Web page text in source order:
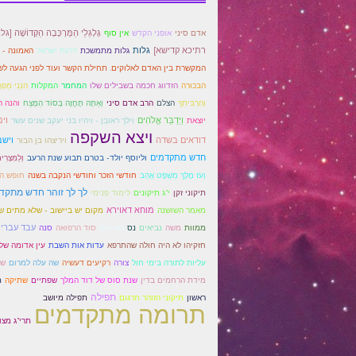
אדם סיני אופני הקדש אין סוף גָלְגַלֵי הַמֶּרְכָּבָה הַקְּדוֹשָׁה
רתיכא קדישא] גלות גלות מתמשכת דרגת ישראל האמונה -
המקשרת בין האדם לאלוקים. תחילת הקשר ועוד לפני הגעה
הבכורה הזדווג חכמה בשבילים שלו המחמר המקלות הִנְנִי
וְהִרְבִּיתִךָ הצלם הרב אדם סיני וְאַתָּה תֶּחֱזֶה בְּסוֹד הַמֶּצַח והנה
יוצאת וַיְדַבֵּר אֱלֹהִים וילך ראובן - ויהיו בני יעקב שנים עשר
דודאים בשדה ויצא השקפה ויריצהו בן הבור
חדש מתקדמים וליוסף יולד- בטרם תבוע שנת הרעב
וְעֹז מֶלֶךְ מִשְׁפָּט אָהֵב חודשי הזכר וחודשי הנקבה בשנה חופש
תיקוני זקן י"ג תיקונים לימוד פנימי לך לך זוהר חדש
מאמר השושנה מוחא דאוירא מקום יש ביישוב - שלא מתים
ממוות משה נביאים נס סוד הרפואה סנה עבד עברי
חזקיהו לא היה חולה שהתרפא עדות אות השבת עין אדומה
עליות לתורה בימי חול צורה רקיעים דעשיה שה עלה למרום
מידת הרחמים בדין שנת סוס של דוד המלך שפתיים שתיקה
ראשון תיקוני הזוהר תרגום תפילה תפילה מיושב
תרומה מתקדמים תרי"ג